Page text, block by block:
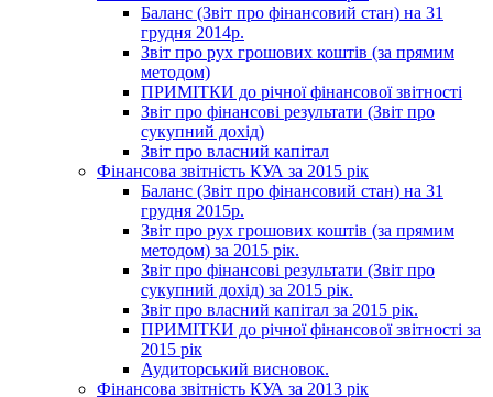
Баланс (Звіт про фінансовий стан) на 31
грудня 2014р.
Звіт про рух грошових коштів (за прямим
методом)
ПРИМІТКИ до річної фінансової звітності
Звіт про фінансові результати (Звіт про
сукупний дохід)
Звіт про власний капітал
Фінансова звітність КУА за 2015 рік
Баланс (Звіт про фінансовий стан) на 31
грудня 2015р.
Звіт про рух грошових коштів (за прямим
методом) за 2015 рік.
Звіт про фінансові результати (Звіт про
сукупний дохід) за 2015 рік.
Звіт про власний капітал за 2015 рік.
ПРИМІТКИ до річної фінансової звітності за
2015 рік
Аудиторський висновок.
Фінансова звітність КУА за 2013 рік